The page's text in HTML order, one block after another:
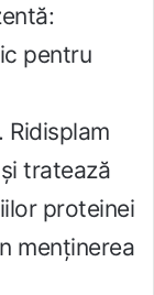
pentru
Ridisplam
tratează
proteinei
menținerea